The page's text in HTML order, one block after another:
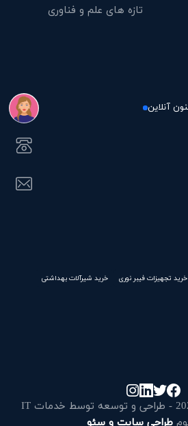
تازه های علم و فناوری
آنلاین
خرید تجهیزات فیبر نوری خرید شیرآلات بهداشتی
کپی رایت © 2026 - 2024 - طراحی و توسعه توسط خدمات IT
طراحی سایت و سئو